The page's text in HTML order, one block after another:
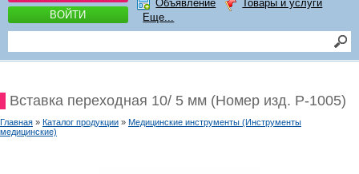
ВОЙТИ
Объявление
Товары и услуги
Еще...
Вставка переходная 10/ 5 мм (Номер изд. P-1005)
Главная » Каталог продукции » Медицинские инструменты (Инструменты
медицинские)